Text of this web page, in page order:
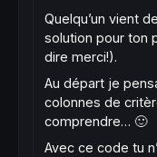
Quelqu’un vient
solution pour ton
dire merci!).
Au départ je
colonnes de
comprendre… 🙂
Avec ce code tu